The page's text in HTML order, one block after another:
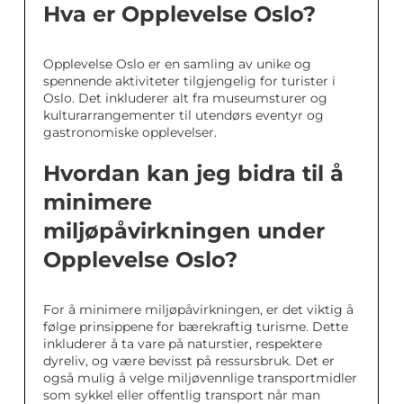
Hva er Opplevelse Oslo?
Opplevelse Oslo er en samling av unike og
spennende aktiviteter tilgjengelig for turister i
Oslo. Det inkluderer alt fra museumsturer og
kulturarrangementer til utendørs eventyr og
gastronomiske opplevelser.
Hvordan kan jeg bidra til å
minimere
miljøpåvirkningen under
Opplevelse Oslo?
For å minimere miljøpåvirkningen, er det viktig å
følge prinsippene for bærekraftig turisme. Dette
inkluderer å ta vare på naturstier, respektere
dyreliv, og være bevisst på ressursbruk. Det er
også mulig å velge miljøvennlige transportmidler
som sykkel eller offentlig transport når man